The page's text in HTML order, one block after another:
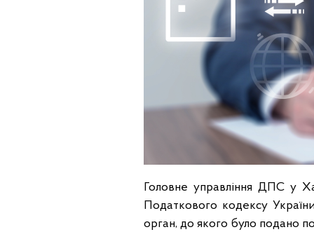
Головне управління ДПС у
Податкового кодексу
орган, до якого було подано